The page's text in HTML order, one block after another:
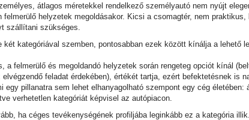
átlagos méretekkel rendelkező személyautó nem nyújt
felmerülő helyzetek megoldásakor. Kicsi a csomagtér, nem praktikus,
szállítani szükséges.
két kategóriával szemben, pontosabban ezek között kínálja a lehető
a felmerülő és megoldandó helyzetek során rengeteg opciót kínál
feladat érdekében), értékét tartja, ezért befektetésnek is
egy pillanatra sem lehet elhanyagolható szempont egy cég életében:
verhetetlen kategóriát képvisel az autópiacon.
ha céges tevékenységének profiljába leginkább ez a kategória